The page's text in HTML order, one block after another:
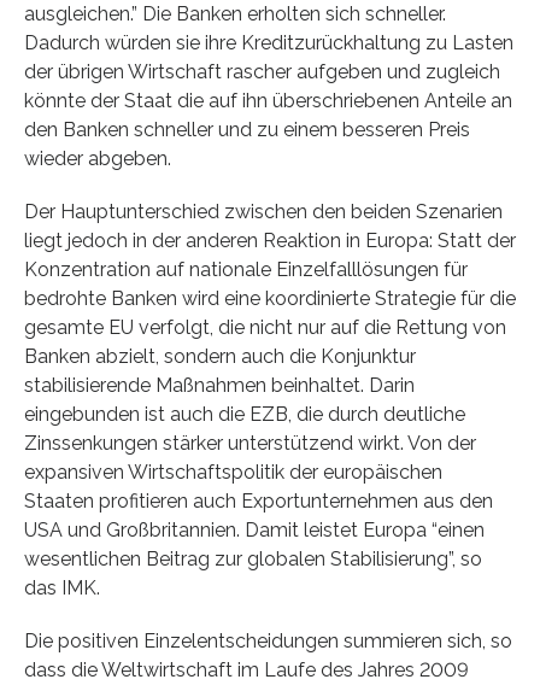
ausgleichen.” Die Banken erholten sich schneller.
Dadurch würden sie ihre Kreditzurückhaltung zu Lasten
der übrigen Wirtschaft rascher aufgeben und zugleich
könnte der Staat die auf ihn überschriebenen Anteile an
den Banken schneller und zu einem besseren Preis
wieder abgeben.
Der Hauptunterschied zwischen den beiden Szenarien
liegt jedoch in der anderen Reaktion in Europa: Statt der
Konzentration auf nationale Einzelfalllösungen für
bedrohte Banken wird eine koordinierte Strategie für die
gesamte EU verfolgt, die nicht nur auf die Rettung von
Banken abzielt, sondern auch die Konjunktur
stabilisierende Maßnahmen beinhaltet. Darin
eingebunden ist auch die EZB, die durch deutliche
Zinssenkungen stärker unterstützend wirkt. Von der
expansiven Wirtschaftspolitik der europäischen
Staaten profitieren auch Exportunternehmen aus den
USA und Großbritannien. Damit leistet Europa “einen
wesentlichen Beitrag zur globalen Stabilisierung”, so
das IMK.
Die positiven Einzelentscheidungen summieren sich, so
dass die Weltwirtschaft im Laufe des Jahres 2009